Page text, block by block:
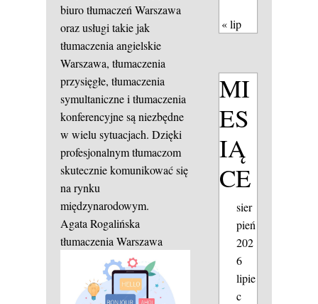
biuro tłumaczeń Warszawa
oraz usługi takie jak
tłumaczenia angielskie
Warszawa, tłumaczenia
przysięgłe, tłumaczenia
symultaniczne i tłumaczenia
konferencyjne są niezbędne
w wielu sytuacjach. Dzięki
profesjonalnym tłumaczom
skutecznie komunikować się
na rynku
międzynarodowym.
Agata Rogalińska
tłumaczenia Warszawa
« lip
MI
ES
IĄ
CE
sier
pień
202
6
lipie
c